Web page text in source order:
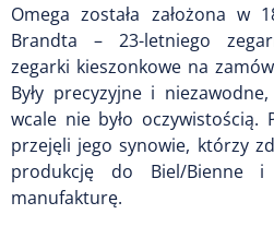
Omega została założona w
Brandta – 23-letniego
zegarki kieszonkowe na
Były precyzyjne i
wcale nie było
przejęli jego synowie, którzy
produkcję do Biel/Bienne i
manufakturę.